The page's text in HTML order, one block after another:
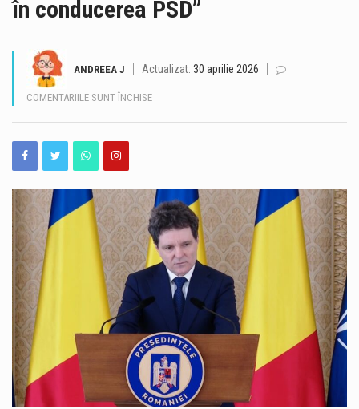
în conducerea PSD”
ANDREEA J Actualizat: 30 aprilie 2026
COMENTARIILE SUNT ÎNCHISEPENTRU
SUSPENDAREA
PREŞEDINTELUI
NICUŞOR
DAN:
„N-
AVEA
ÎNCREDERE
ÎN
CONDUCEREA
PSD”